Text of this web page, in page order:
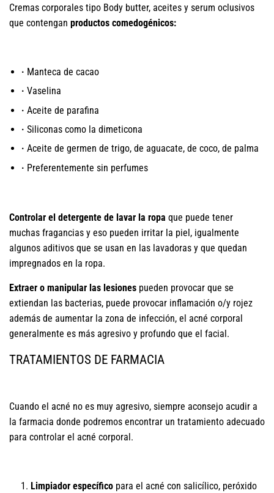
Cremas corporales tipo Body butter, aceites y serum oclusivos
que contengan productos comedogénicos:
· Manteca de cacao
· Vaselina
· Aceite de parafina
· Siliconas como la dimeticona
· Aceite de germen de trigo, de aguacate, de coco, de palma
· Preferentemente sin perfumes
Controlar el detergente de lavar la ropa que puede tener
muchas fragancias y eso pueden irritar la piel, igualmente
algunos aditivos que se usan en las lavadoras y que quedan
impregnados en la ropa.
Extraer o manipular las lesiones pueden provocar que se
extiendan las bacterias, puede provocar inflamación o/y rojez
además de aumentar la zona de infección, el acné corporal
generalmente es más agresivo y profundo que el facial.
TRATAMIENTOS DE FARMACIA
Cuando el acné no es muy agresivo, siempre aconsejo acudir a
la farmacia donde podremos encontrar un tratamiento adecuado
para controlar el acné corporal.
Limpiador específico para el acné con salicílico, peróxido